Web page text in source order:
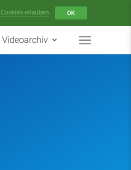
erlauben OK
Videoarchiv
Menü